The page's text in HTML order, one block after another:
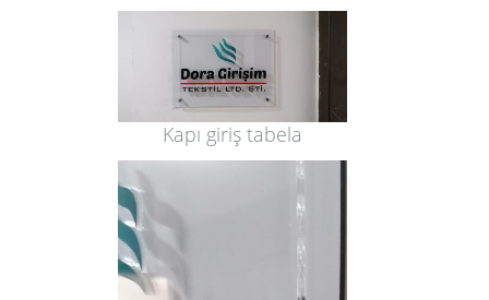
Kapı giriş tabela